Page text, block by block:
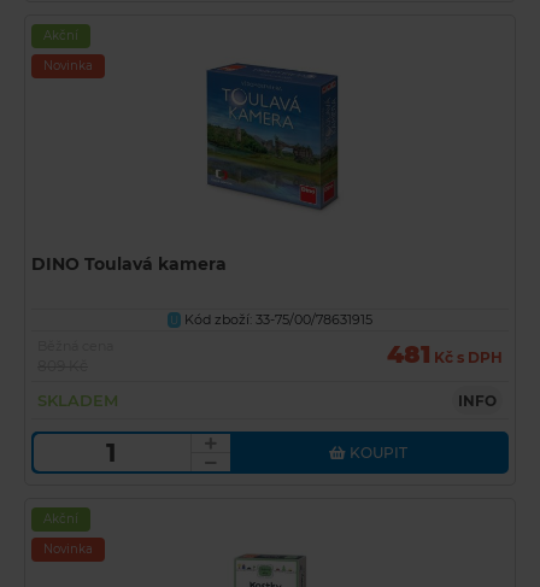
Akční
Novinka
DINO Toulavá kamera
U
Kód zboží: 33-75/00/78631915
481 Kč s DPH
SKLADEM INFO
KOUPIT
Akční
Novinka